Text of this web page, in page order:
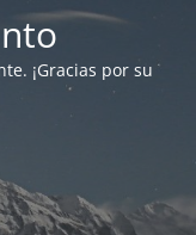
¡Gracias por su